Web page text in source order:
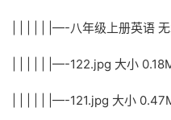
| | | | | |—-八年级上册英语
| | | | | |—-122.jpg 大小
| | | | | |—-121.jpg 大小